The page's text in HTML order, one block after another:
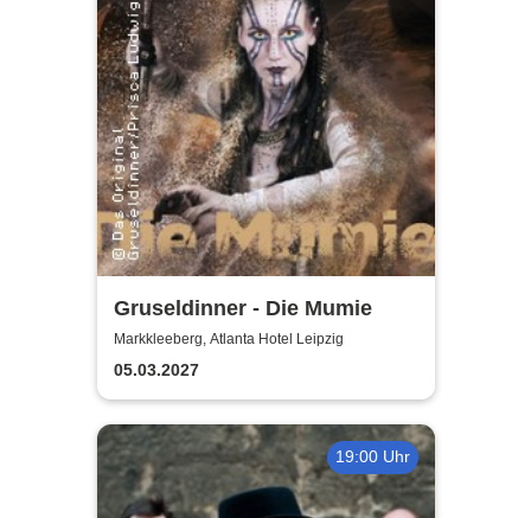
Gruseldinner - Die Mumie
Markkleeberg, Atlanta Hotel Leipzig
05.03.2027
19:00 Uhr